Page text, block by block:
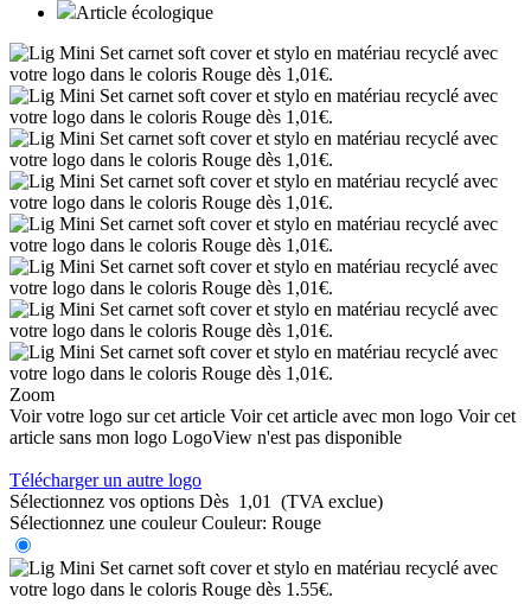
Article écologique
Zoom
Voir votre logo sur cet article Voir cet article avec mon logo Voir cet
article sans mon logo LogoView n'est pas disponible
Télécharger un autre logo
Sélectionnez vos options Dès 1,01
(TVA exclue)
Sélectionnez une couleur Couleur: Rouge